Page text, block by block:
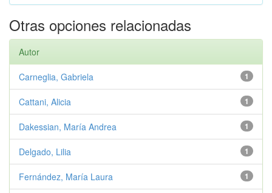
Otras opciones relacionadas
Autor
1
Carneglia, Gabriela
1
Cattani, Alicia
1
Dakessian, María Andrea
1
Delgado, Lilia
1
Fernández, María Laura